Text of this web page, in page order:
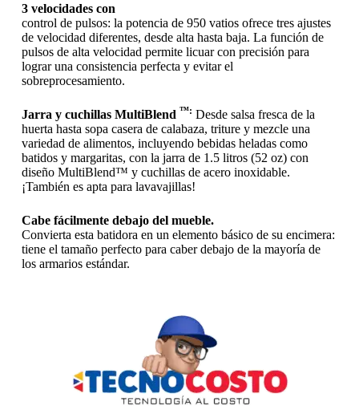
3 velocidades con
control de pulsos: la potencia de 950 vatios ofrece tres ajustes
de velocidad diferentes, desde alta hasta baja. La función de
pulsos de alta velocidad permite licuar con precisión para
lograr una consistencia perfecta y evitar el
sobreprocesamiento.
Jarra y cuchillas MultiBlend ™: Desde salsa fresca de la
huerta hasta sopa casera de calabaza, triture y mezcle una
variedad de alimentos, incluyendo bebidas heladas como
batidos y margaritas, con la jarra de 1.5 litros (52 oz) con
diseño MultiBlend™ y cuchillas de acero inoxidable.
¡También es apta para lavavajillas!
Cabe fácilmente debajo del mueble.
Convierta esta batidora en un elemento básico de su encimera:
tiene el tamaño perfecto para caber debajo de la mayoría de
los armarios estándar.